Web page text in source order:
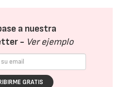
a nuestra
- Ver ejemplo
GRATIS